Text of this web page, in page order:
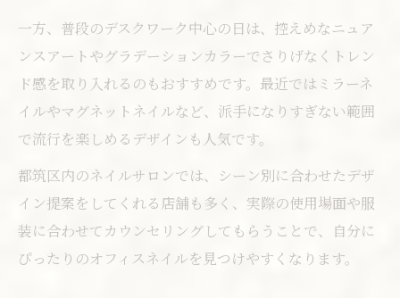
一方、普段のデスクワーク中心の日は、控えめなニュア
ンスアートやグラデーションカラーでさりげなくトレン
ド感を取り入れるのもおすすめです。最近ではミラーネ
イルやマグネットネイルなど、派手になりすぎない範囲
で流行を楽しめるデザインも人気です。
都筑区内のネイルサロンでは、シーン別に合わせたデザ
イン提案をしてくれる店舗も多く、実際の使用場面や服
装に合わせてカウンセリングしてもらうことで、自分に
ぴったりのオフィスネイルを見つけやすくなります。